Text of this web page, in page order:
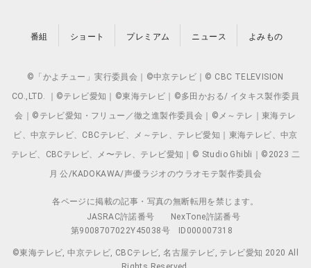
番組 ショート プレミアム ニュース よみもの
©「かよチュー」実行委員会｜©中京テレビ｜© CBC TELEVISION
CO.,LTD. ｜©テレビ愛知｜©東海テレビ｜©多田かおる/ イタキス製作委員
会｜©テレビ愛知・フリュー／徹之進製作委員会｜©メ～テレ｜東海テレ
ビ、中京テレビ、CBCテレビ、メ～テレ、テレビ愛知｜東海テレビ、中京
テレビ、CBCテレビ、メ〜テレ、テレビ愛知｜© Studio Ghibli｜©2023 二
月 公/KADOKAWA/声優ラジオのウラオモテ製作委員会
各ページに掲載の記事・写真の無断転用を禁じます。
JASRAC許諾番号
NexTone許諾番号
第9008707022Y45038号
ID000007318
©東海テレビ, 中京テレビ, CBCテレビ, 名古屋テレビ, テレビ愛知 2020 All